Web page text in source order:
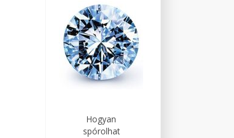
Hogyan
spórolhat